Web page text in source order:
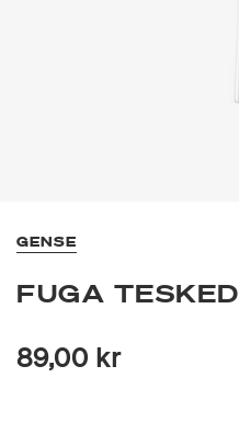
GENSE
FUGA TESKED
89,00 kr